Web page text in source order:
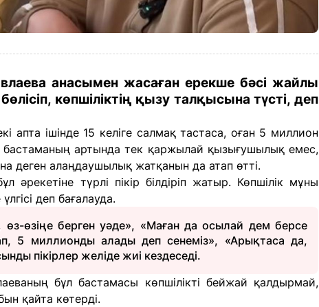
анасымен жасаған ерекше бәсі жайлы
көпшіліктің қызу талқысына түсті, деп
апта ішінде 15 келіге салмақ тастаса, оған 5 миллион
артында тек қаржылай қызығушылық емес,
деген алаңдаушылық жатқанын да атап өтті.
әрекетіне түрлі пікір білдіріп жатыр. Көпшілік мұны
деп бағалауда.
өзіңе берген уәде», «Маған да осылай дем берсе
5 миллионды алады деп сенеміз», «Арықтаса да,
пікірлер желіде жиі кездеседі.
бұл бастамасы көпшілікті бейжай қалдырмай,
қайта көтерді.